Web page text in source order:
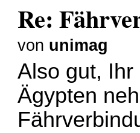
Re:
von unimag
Also gut,
Ägypten